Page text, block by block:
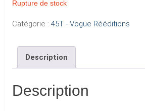
Rupture de stock
Catégorie : 45T - Vogue Rééditions
Description
Description